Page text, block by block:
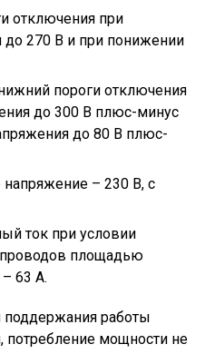
отключения при
270 В и при понижении
пороги отключения
до 300 В плюс-минус
до 80 В плюс-
– 230 В, с
ток при условии
площадью
– 63 А.
поддержания работы
потребление мощности не